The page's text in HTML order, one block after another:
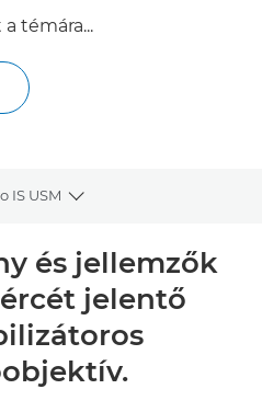
témára...
IS USM
Toggle breadcrumbs
és jellemzők
jelentő